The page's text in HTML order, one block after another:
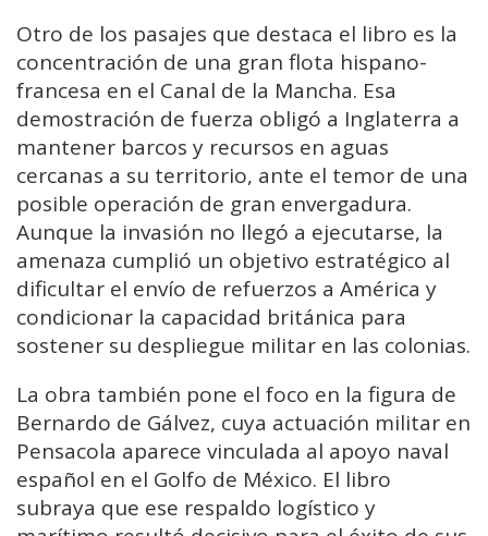
Otro de los pasajes que destaca el libro es la
concentración de una gran flota hispano-
francesa en el Canal de la Mancha. Esa
demostración de fuerza obligó a Inglaterra a
mantener barcos y recursos en aguas
cercanas a su territorio, ante el temor de una
posible operación de gran envergadura.
Aunque la invasión no llegó a ejecutarse, la
amenaza cumplió un objetivo estratégico al
dificultar el envío de refuerzos a América y
condicionar la capacidad británica para
sostener su despliegue militar en las colonias.
La obra también pone el foco en la figura de
Bernardo de Gálvez, cuya actuación militar en
Pensacola aparece vinculada al apoyo naval
español en el Golfo de México. El libro
subraya que ese respaldo logístico y